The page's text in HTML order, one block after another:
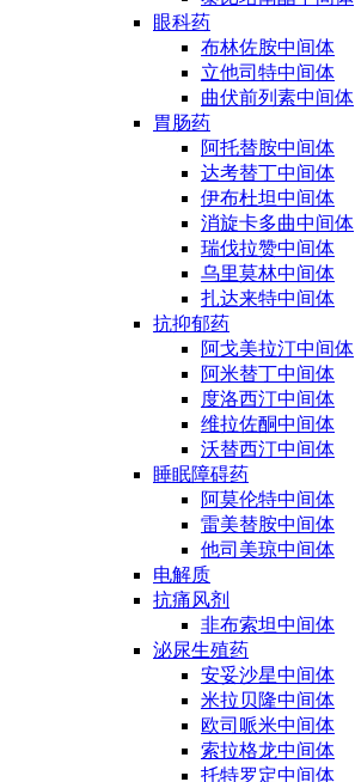
眼科药
布林佐胺中间体
立他司特中间体
曲伏前列素中间体
胃肠药
阿托替胺中间体
达考替丁中间体
伊布杜坦中间体
消旋卡多曲中间体
瑞伐拉赞中间体
乌里莫林中间体
扎达来特中间体
抗抑郁药
阿戈美拉汀中间体
阿米替丁中间体
度洛西汀中间体
维拉佐酮中间体
沃替西汀中间体
睡眠障碍药
阿莫伦特中间体
雷美替胺中间体
他司美琼中间体
电解质
抗痛风剂
非布索坦中间体
泌尿生殖药
安妥沙星中间体
米拉贝隆中间体
欧司哌米中间体
索拉格龙中间体
托特罗定中间体